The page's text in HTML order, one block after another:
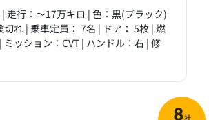
走行：～17万キロ | 色：黒(ブラック)
切れ | 乗車定員： 7名 | ドア： 5枚 | 燃
ッション：CVT | ハンドル：右 | 修
8